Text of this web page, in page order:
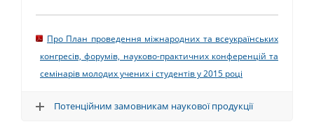
Про План проведення міжнародних та всеукраїнських
конгресів, форумів, науково-практичних конференцій та
семінарів молодих учених і студентів у 2015 році
Потенційним замовникам наукової продукції